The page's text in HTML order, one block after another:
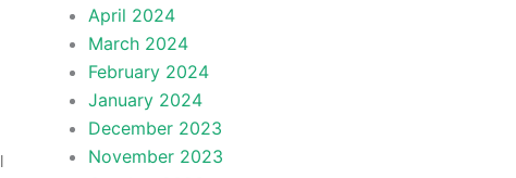
April 2024
March 2024
February 2024
January 2024
December 2023
November 2023